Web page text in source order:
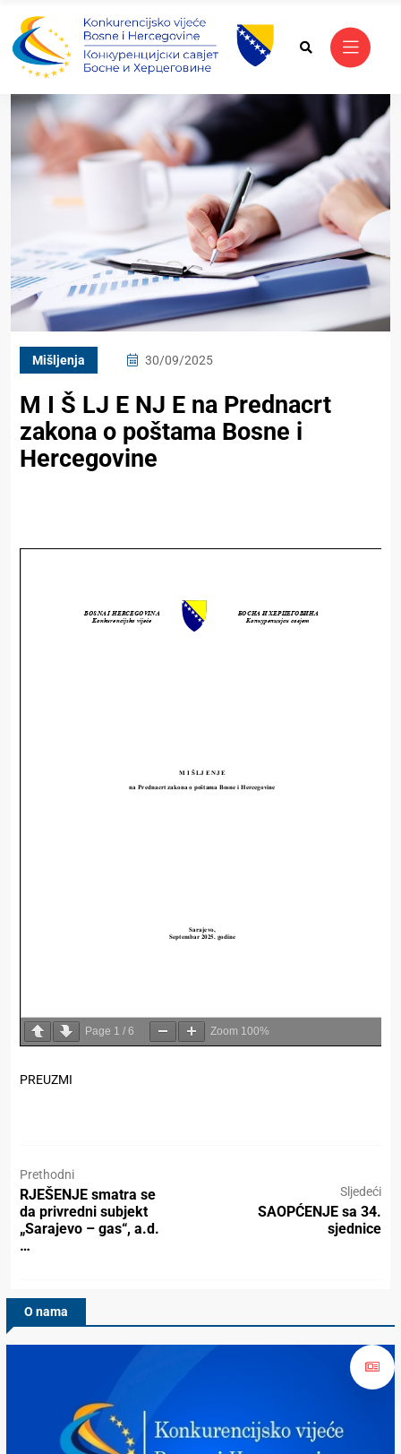
Mišljenja 30/09/2025
M I Š LJ E NJ E na Prednacrt
zakona o poštama Bosne i
Hercegovine
Page 1 / 6 Zoom 100%
PREUZMI
Prethodni
RJEŠENJE smatra se
da privredni subjekt
„Sarajevo – gas“, a.d.
…
Sljedeći
SAOPĆENJE sa 34.
sjednice
O nama